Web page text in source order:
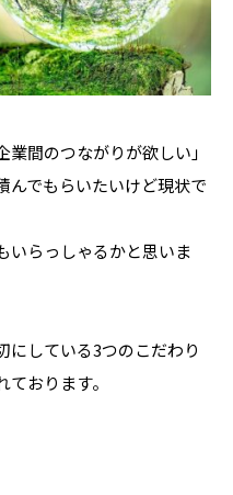
業間のつながりが欲しい」
んでもらいたいけど現状で
いらっしゃるかと思いま
にしている3つのこだわり
おります。